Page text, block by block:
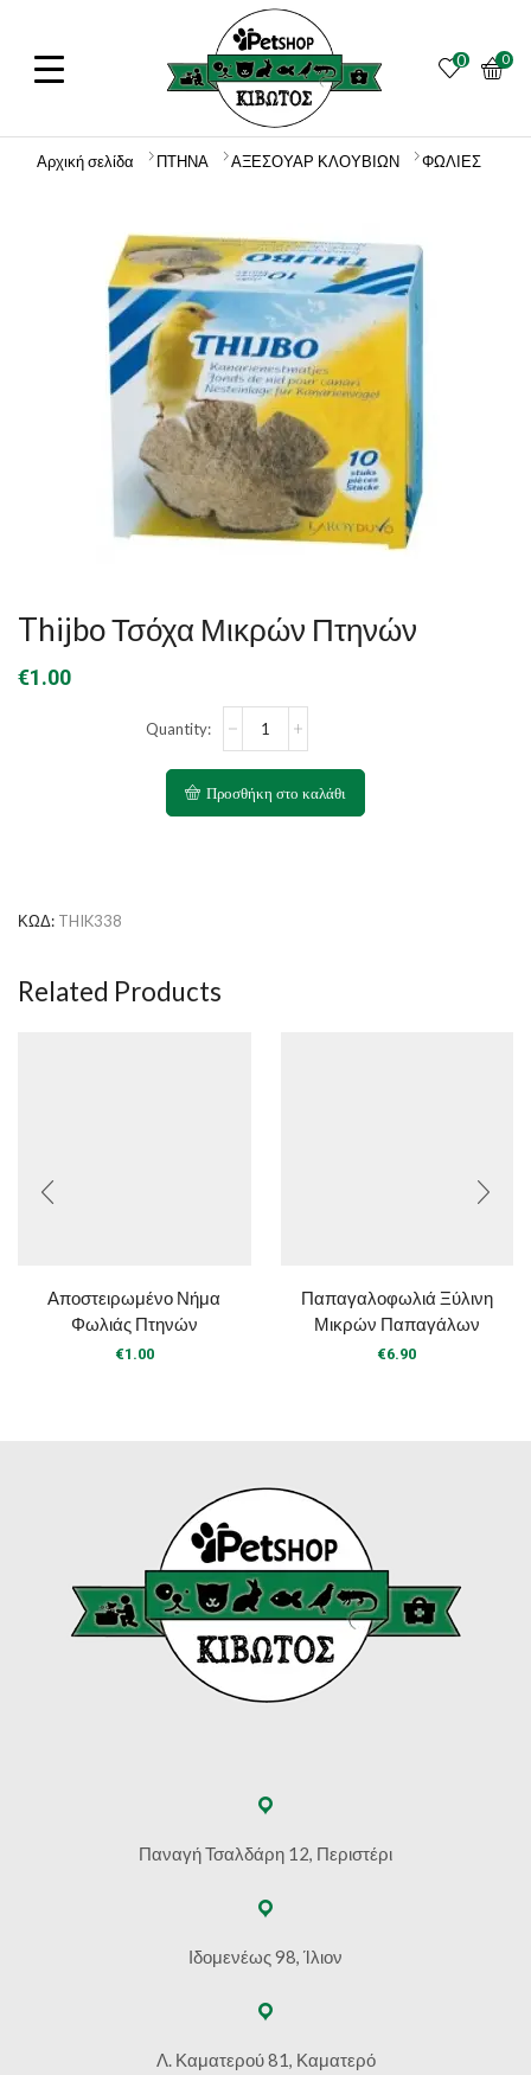
0 0
Αρχική σελίδα ΠΤΗΝΑ ΑΞΕΣΟΥΑΡ ΚΛΟΥΒΙΩΝ ΦΩΛΙΕΣ
Thijbo Τσόχα Μικρών Πτηνών
€1.00
Τσόχα
ποσότητα
Προσθήκη στο καλάθι
ΚΩΔ: THIK338
Related Products
Αποστειρωμένο Νήμα
Φωλιάς Πτηνών
€1.00
Παπαγαλοφωλιά Ξύλινη
Μικρών Παπαγάλων
€6.90
Παναγή Τσαλδάρη 12, Περιστέρι
Ιδομενέως 98, Ίλιον
Λ. Καματερού 81, Καματερό